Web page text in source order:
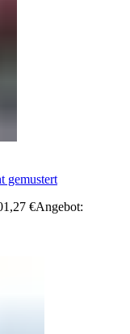
gemustert
€Angebot: